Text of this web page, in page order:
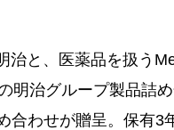
治と、医薬品を扱う
明治グループ製品詰
合わせが贈呈。保有3